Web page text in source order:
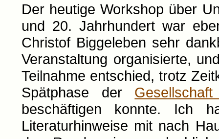
Der heutige Workshop über
und 20. Jahrhundert war
Christof Biggeleben sehr
Veranstaltung organisierte,
Teilnahme entschied, trotz
Spätphase der
beschäftigen konnte. Ich
Literaturhinweise mit nach